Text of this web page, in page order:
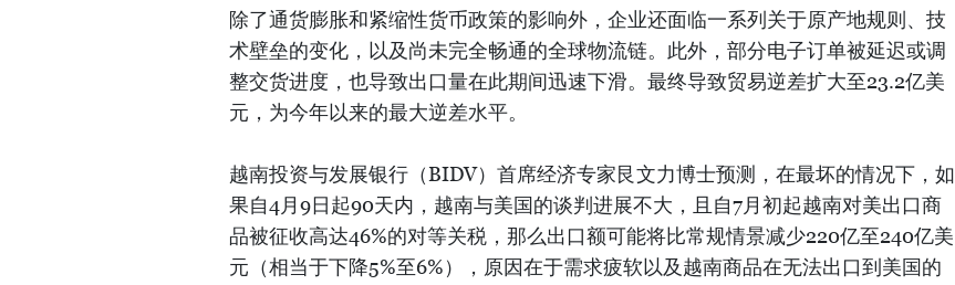
除了通货膨胀和紧缩性货币政策的影响外，企业还面临一系列关于原产地规则、技
术壁垒的变化，以及尚未完全畅通的全球物流链。此外，部分电子订单被延迟或调
整交货进度，也导致出口量在此期间迅速下滑。最终导致贸易逆差扩大至23.2亿美
元，为今年以来的最大逆差水平。
越南投资与发展银行（BIDV）首席经济专家艮文力博士预测，在最坏的情况下，如
果自4月9日起90天内，越南与美国的谈判进展不大，且自7月初起越南对美出口商
品被征收高达46%的对等关税，那么出口额可能将比常规情景减少220亿至240亿美
元（相当于下降5%至6%），原因在于需求疲软以及越南商品在无法出口到美国的